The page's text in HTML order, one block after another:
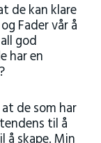
de kan klare
Fader vår å
god
har en
de som har
til å